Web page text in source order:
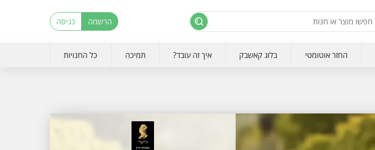
הרשמה כניסה
החזר אוטומטי בלוג קאשבק איך זה עובד? תמיכה כל החנויות